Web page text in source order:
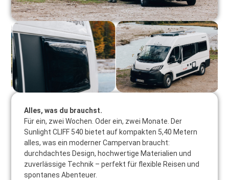
Alles, was du brauchst.
Für ein, zwei Wochen. Oder ein, zwei Monate. Der
Sunlight CLIFF 540 bietet auf kompakten 5,40 Metern
alles, was ein moderner Campervan braucht:
durchdachtes Design, hochwertige Materialien und
zuverlässige Technik – perfekt für flexible Reisen und
spontanes Abenteuer.